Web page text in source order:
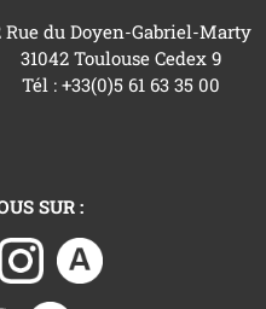
Rue du Doyen-Gabriel-Marty
31042 Toulouse Cedex 9
Tél : +33(0)5 61 63 35 00
SUR :